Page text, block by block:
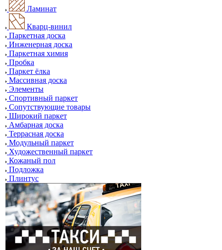
Ламинат
Кварц-винил
Паркетная доска
Инженерная доска
Паркетная химия
Пробка
Паркет ёлка
Массивная доска
Элементы
Спортивный паркет
Сопутствующие товары
Широкий паркет
Амбарная доска
Террасная доска
Модульный паркет
Художественный паркет
Кожаный пол
Подложка
Плинтус